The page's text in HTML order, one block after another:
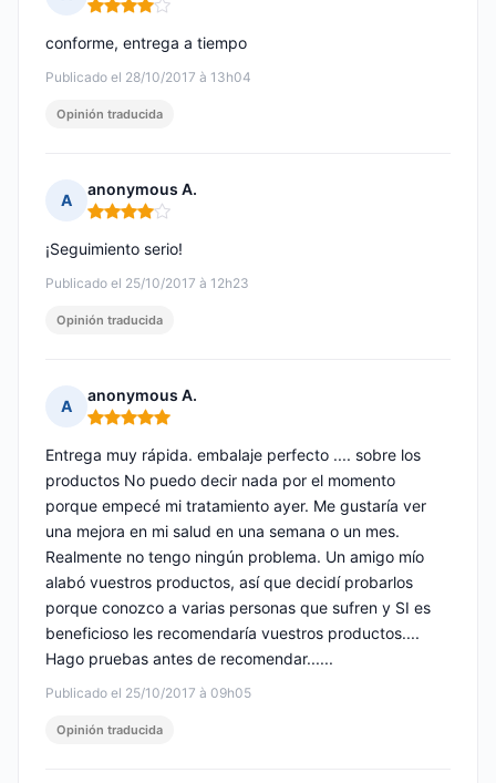
Nota: 4 de 5
Publicado el 28/10/2017 à 13h04
conforme, entrega a tiempo
Opinión traducida
A
anonymous A.
Nota: 4 de 5
Publicado el 25/10/2017 à 12h23
¡Seguimiento serio!
Opinión traducida
A
anonymous A.
Nota: 5 de 5
Publicado el 25/10/2017 à 09h05
Entrega muy rápida. embalaje perfecto .... sobre los
productos No puedo decir nada por el momento
porque empecé mi tratamiento ayer. Me gustaría ver
una mejora en mi salud en una semana o un mes.
Realmente no tengo ningún problema. Un amigo mío
alabó vuestros productos, así que decidí probarlos
porque conozco a varias personas que sufren y SI es
beneficioso les recomendaría vuestros productos....
Hago pruebas antes de recomendar......
Opinión traducida